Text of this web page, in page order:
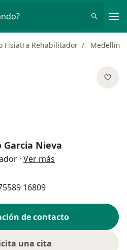
Fisiatra Rehabilitador Medellín
Nieva
· Ver más
16809
de contacto
una cita